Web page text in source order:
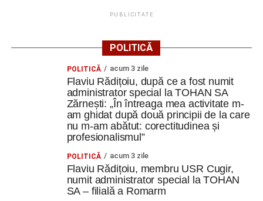
antreprenorul Alexandru Jittu care a lucrat pentru
Elon Musk: „Dacă nu faci asta ai mari șanse să
Messenger WhatsApp Twitter Email
PUBLICITATE
POLITICĂ
POLITICĂ acum 3 zile
Flaviu Rădițoiu, după ce a fost numit
administrator special la TOHAN SA
Zărnești: „În întreaga mea activitate m-
am ghidat după două principii de la care
nu m-am abătut: corectitudinea și
profesionalismul”
POLITICĂ acum 3 zile
Flaviu Rădițoiu, membru USR Cugir,
numit administrator special la TOHAN
SA – filială a Romarm